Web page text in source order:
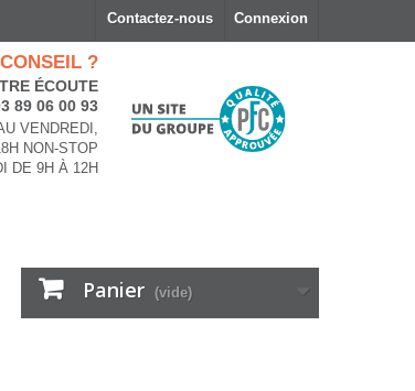
Connexion
Contactez-nous
?
ÉCOUTE
89 06 00 93
VENDREDI,
NON-STOP
DE 9H À 12H
Panier (vide)